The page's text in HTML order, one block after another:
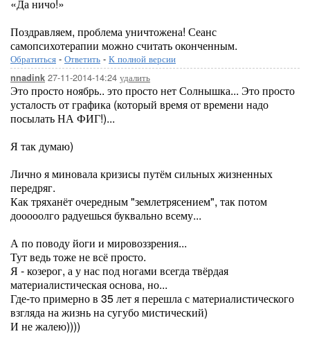
«Да ничо!»
Поздравляем, проблема уничтожена! Сеанс
самопсихотерапии можно считать оконченным.
Обратиться - Ответить - К полной версии
nnadink 27-11-2014-14:24 удалить
Это просто ноябрь.. это просто нет Солнышка... Это просто
усталость от графика (который время от времени надо
посылать НА ФИГ!)...
Я так думаю)
Лично я миновала кризисы путём сильных жизненных
передряг.
Как тряханёт очередным "землетрясением", так потом
дооооолго радуешься буквально всему...
А по поводу йоги и мировоззрения...
Тут ведь тоже не всё просто.
Я - козерог, а у нас под ногами всегда твёрдая
материалистическая основа, но...
Где-то примерно в 35 лет я перешла с материалистического
взгляда на жизнь на сугубо мистический)
И не жалею))))